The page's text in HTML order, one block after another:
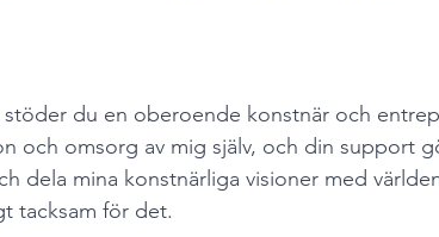
du en oberoende konstnär och
och omsorg av mig själv, och din support
dela mina konstnärliga visioner med
tacksam för det.